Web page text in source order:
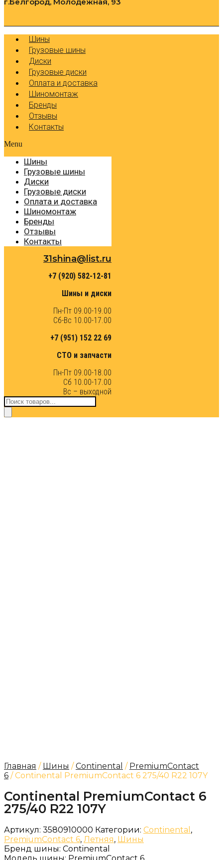
Шины
Грузовые шины
Диски
Грузовые диски
Оплата и доставка
Шиномонтаж
Бренды
Отзывы
Контакты
Menu
Шины
Грузовые шины
Диски
Грузовые диски
Оплата и доставка
Шиномонтаж
Бренды
Отзывы
Контакты
31shina@list.ru
+7 (920) 582-12-81
Шины и диски
Пн-Пт 09.00-19.00
Сб-Вс 10.00-17.00
+7 (951) 152 22 69
СТО и запчасти
Пн-Пт 09.00-18.00
Сб 10.00-17.00
Вс – выходной
Поиск
товаров
Главная / Шины /Continental / PremiumContact
6 / Continental PremiumContact 6 275/40 R22 107Y
Continental PremiumContact 6
275/40 R22 107Y
Артикул: 3580910000 Категории: Continental ,
PremiumContact 6, Летняя, Шины
Бренд шины: Continental